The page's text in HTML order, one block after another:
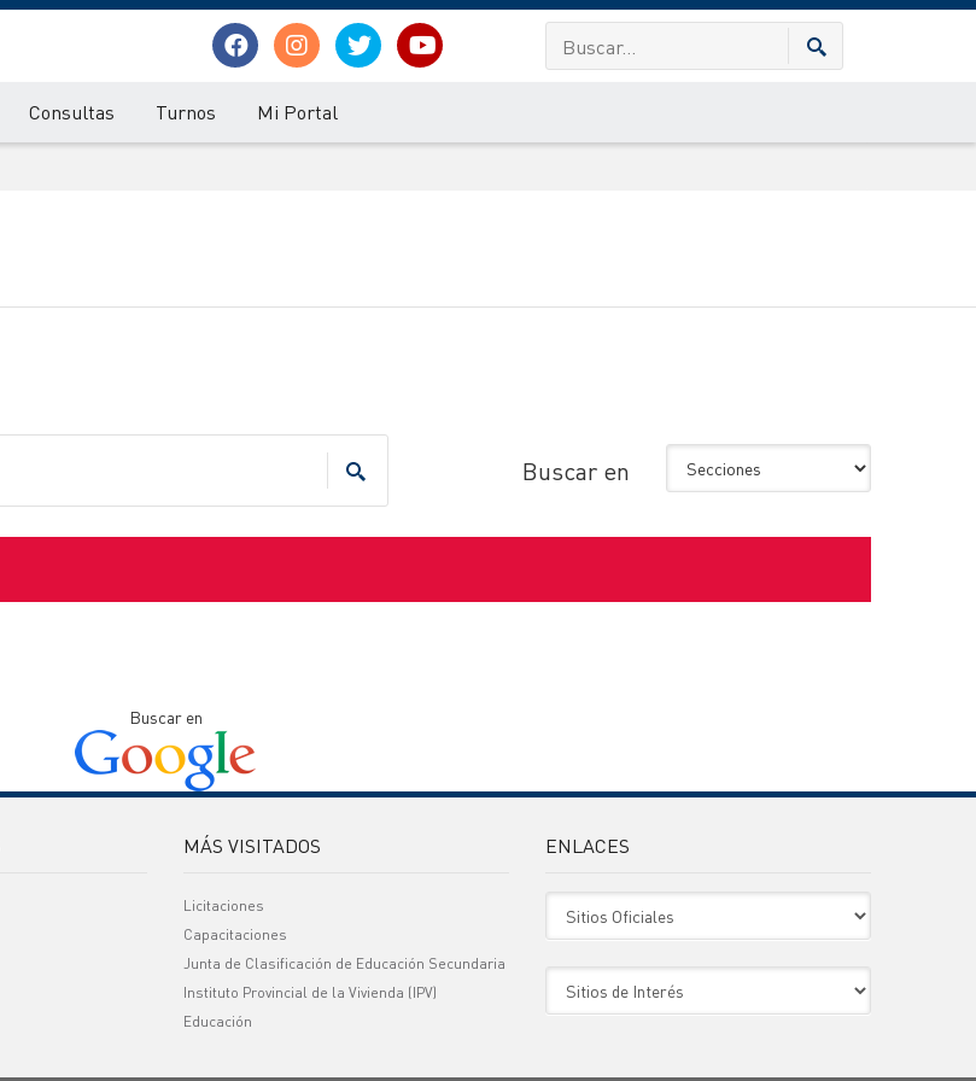
Consultas Turnos Mi Portal
Buscar en
Buscar en
MÁS VISITADOS
Licitaciones
Capacitaciones
Junta de Clasificación de Educación Secundaria
Instituto Provincial de la Vivienda (IPV)
Educación
ENLACES